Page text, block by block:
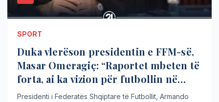
SPORT
Duka vlerëson presidentin e FFM-së,
Masar Omeragiç: “Raportet mbeten të
forta, ai ka vizion për futbollin në
Maqedoninë e Veriut”
Presidenti i Federatës Shqiptare të Futbollit, Armando